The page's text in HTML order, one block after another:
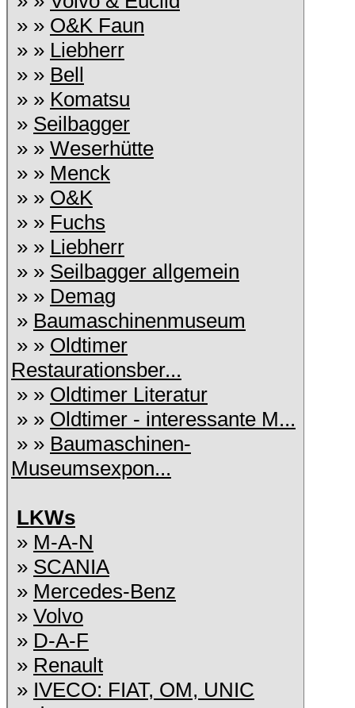
» » O&K Faun
» » Liebherr
» » Bell
» » Komatsu
» Seilbagger
» » Weserhütte
» » Menck
» » O&K
» » Fuchs
» » Liebherr
» » Seilbagger allgemein
» » Demag
» Baumaschinenmuseum
» » Oldtimer
Restaurationsber...
» » Oldtimer Literatur
» » Oldtimer - interessante M...
» » Baumaschinen-
Museumsexpon...
LKWs
» M-A-N
» SCANIA
» Mercedes-Benz
» Volvo
» D-A-F
» Renault
» IVECO: FIAT, OM, UNIC